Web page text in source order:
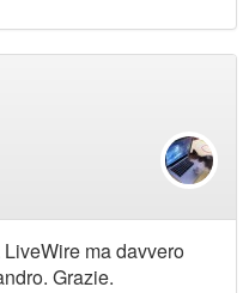
ma davvero
Grazie.